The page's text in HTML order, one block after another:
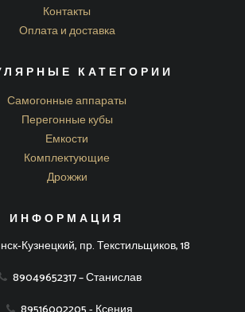
Контакты
Оплата и доставка
КАТЕГОРИИ
Самогонные аппараты
Перегонные кубы
Емкости
Комплектующие
Дрожжи
ИНФОРМАЦИЯ
Кузнецкий, пр. Текстильщиков, 18
89049652317 – Станислав